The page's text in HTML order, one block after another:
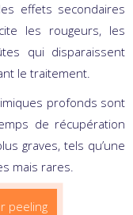
effets secondaires
les rougeurs, les
qui disparaissent
le traitement.
profonds sont
de récupération
graves, tels qu’une
mais rares.
peeling